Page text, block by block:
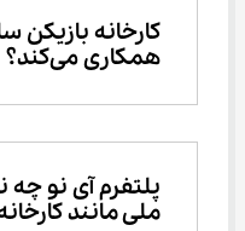
کارخانه
همکاری می‌کند؟
ملی مانند